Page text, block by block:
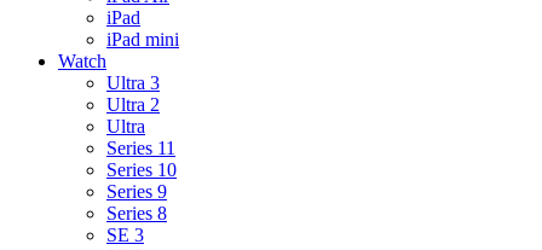
iPad
iPad mini
Watch
Ultra 3
Ultra 2
Ultra
Series 11
Series 10
Series 9
Series 8
SE 3